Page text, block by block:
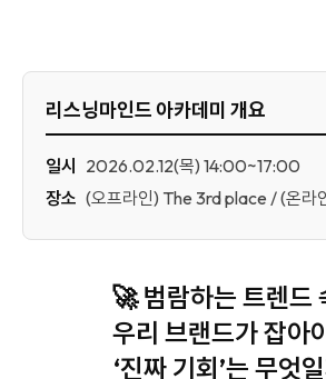
리스닝마인드 아카데미 개요
일시
2026.02.12(목) 14:00~17:00
장소 (오프라인) The 3rd place / (온라
🚀범람하는 트렌드
우리 브랜드가 잡아
‘진짜 기회’는 무엇